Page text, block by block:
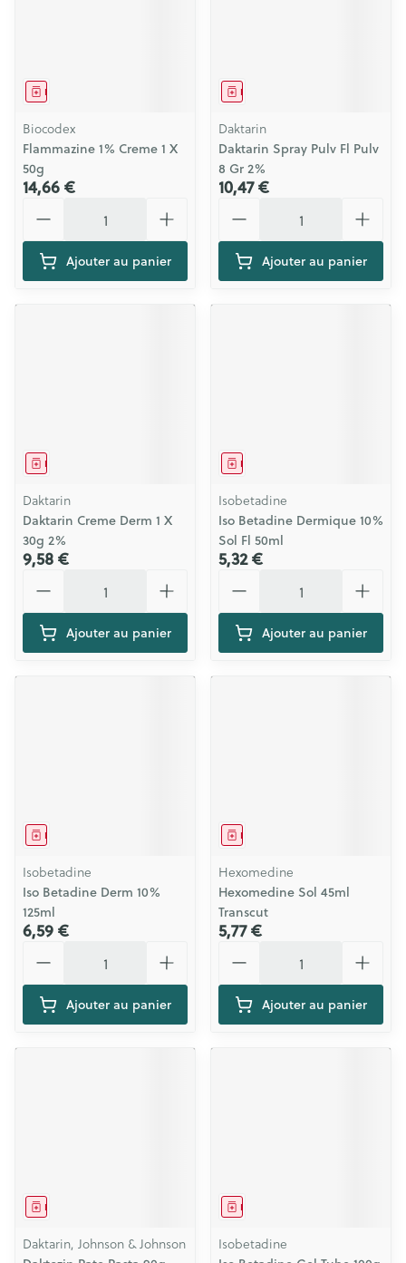
Médicament
Biocodex
Flammazine 1% Creme 1 X
50g
14,66 €
Ajouter au panier
Médicament
Daktarin
Daktarin Spray Pulv Fl Pulv
8 Gr 2%
10,47 €
Ajouter au panier
Médicament
Daktarin
Daktarin Creme Derm 1 X
30g 2%
9,58 €
Ajouter au panier
Médicament
Isobetadine
Iso Betadine Dermique 10%
Sol Fl 50ml
5,32 €
Ajouter au panier
Médicament
Isobetadine
Iso Betadine Derm 10%
125ml
6,59 €
Ajouter au panier
Médicament
Hexomedine
Hexomedine Sol 45ml
Transcut
5,77 €
Ajouter au panier
Médicament
Daktarin, Johnson & Johnson
Médicament
Isobetadine